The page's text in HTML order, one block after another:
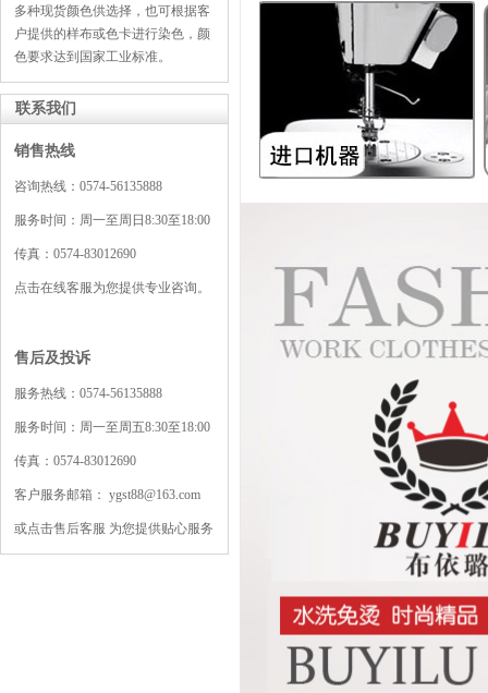
多种现货颜色供选择，也可根据客
户提供的样布或色卡进行染色，颜
色要求达到国家工业标准。
联系我们
销售热线
咨询热线：0574-56135888
服务时间：周一至周日8:30至18:00
传真：0574-83012690
点击在线客服为您提供专业咨询。
售后及投诉
服务热线：0574-56135888
服务时间：周一至周五8:30至18:00
传真：0574-83012690
客户服务邮箱： ygst88@163.com
或点击售后客服 为您提供贴心服务